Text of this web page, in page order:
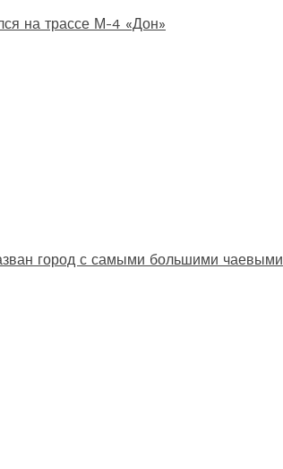
на трассе М-4 «Дон»
город с самыми большими чаевыми